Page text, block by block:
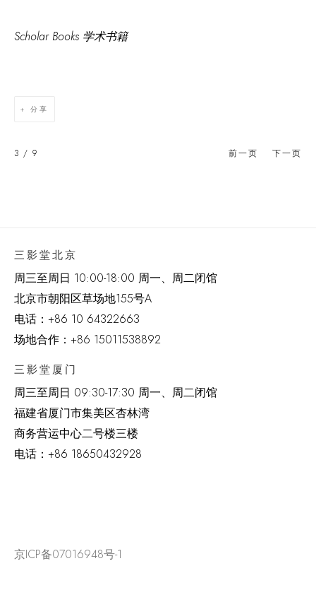
Scholar Books 学术书籍
分享
前一页 下一页
3 / 9
三影堂北京
周三至周日 10:00-18:00 周一、周二闭馆
北京市朝阳区草场地155号A
电话： +86 10 64322663
场地合作：+86 15011538892
三影堂厦门
周三至周日 09:30-17:30 周一、周二闭馆
福建省厦门市集美区杏林湾
商务营运中心二号楼三楼
电话： +86 18650432928
京ICP备07016948号-1